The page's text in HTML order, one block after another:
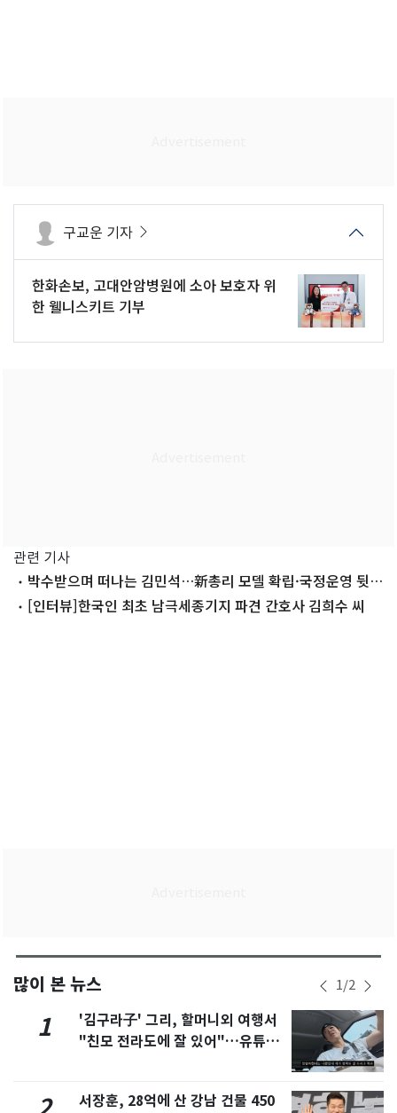
구교운 기자
한화손보, 고대안암병원에 소아 보호자 위
한 웰니스키트 기부
관련 기사
박수받으며 떠나는 김민석…新총리 모델 확립·국정운영 뒷
받침 성과
[인터뷰]한국인 최초 남극세종기지 파견 간호사 김희수 씨
많이 본 뉴스 1/2
1
'김구라子' 그리, 할머니외 여행서
"친모 전라도에 잘 있어"…유튜브
서장훈, 28억에 산 강남 건물 450